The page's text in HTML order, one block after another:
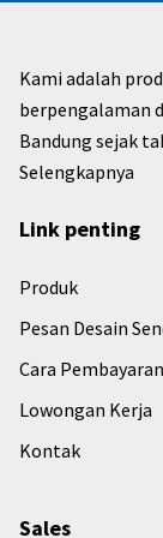
Kami adalah
berpengalaman
Bandung sejak
Selengkapnya
Link penting
Produk
Pesan Desain
Cara Pembayaran
Lowongan Kerja
Kontak
Sales